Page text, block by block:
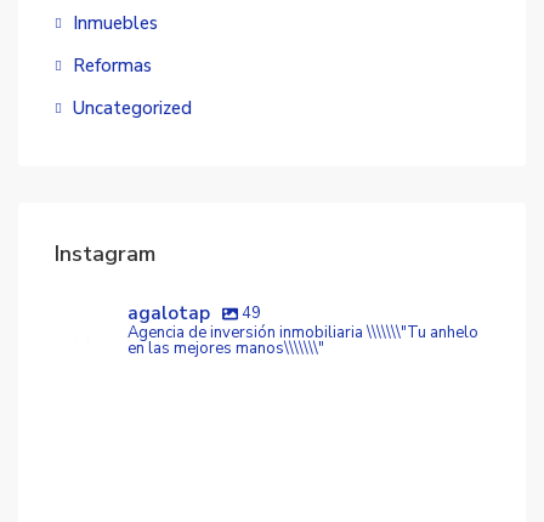
Inmuebles
Reformas
Uncategorized
Instagram
agalotap
49
Agencia de inversión inmobiliaria \\\\\\\"Tu anhelo
en las mejores manos\\\\\\\"